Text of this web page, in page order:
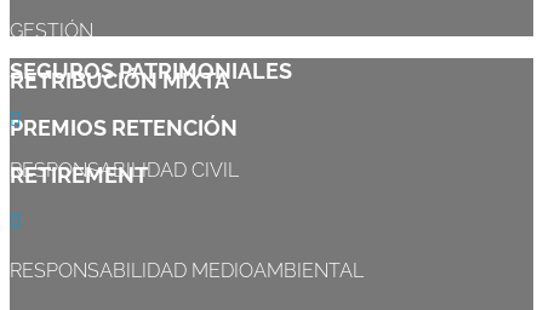
GESTIÓN
RETRIBUCIÓN MIXTA
PREMIOS RETENCIÓN
RETIREMENT
SEGUROS PATRIMONIALES

RESPONSABILIDAD CIVIL

RESPONSABILIDAD MEDIOAMBIENTAL